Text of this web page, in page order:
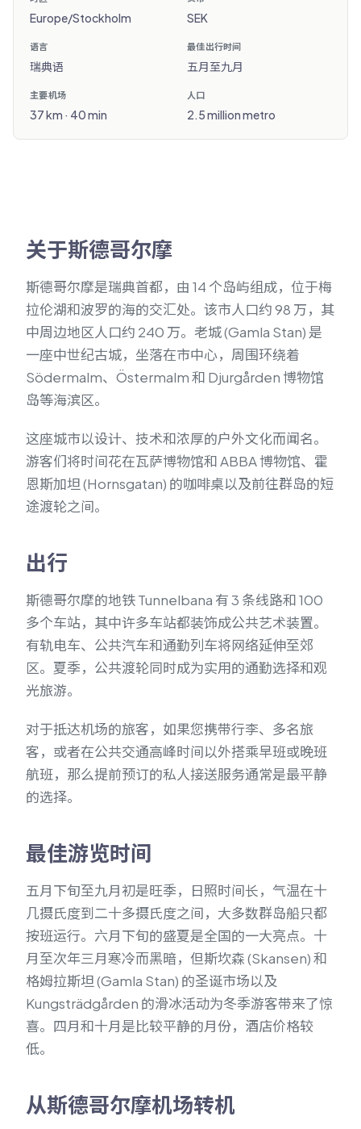
Europe/Stockholm SEK
语言
瑞典语
最佳出行时间
五月至九月
主要机场
37 km · 40 min
人口
2.5 million metro
关于斯德哥尔摩
斯德哥尔摩是瑞典首都，由 14 个岛屿组成，位于梅
拉伦湖和波罗的海的交汇处。该市人口约 98 万，其
中周边地区人口约 240 万。老城 (Gamla Stan) 是
一座中世纪古城，坐落在市中心，周围环绕着
Södermalm、Östermalm 和 Djurgården 博物馆
岛等海滨区。
这座城市以设计、技术和浓厚的户外文化而闻名。
游客们将时间花在瓦萨博物馆和 ABBA 博物馆、霍
恩斯加坦 (Hornsgatan) 的咖啡桌以及前往群岛的短
途渡轮之间。
出行
斯德哥尔摩的地铁 Tunnelbana 有 3 条线路和 100
多个车站，其中许多车站都装饰成公共艺术装置。
有轨电车、公共汽车和通勤列车将网络延伸至郊
区。夏季，公共渡轮同时成为实用的通勤选择和观
光旅游。
对于抵达机场的旅客，如果您携带行李、多名旅
客，或者在公共交通高峰时间以外搭乘早班或晚班
航班，那么提前预订的私人接送服务通常是最平静
的选择。
最佳游览时间
五月下旬至九月初是旺季，日照时间长，气温在十
几摄氏度到二十多摄氏度之间，大多数群岛船只都
按班运行。六月下旬的盛夏是全国的一大亮点。十
月至次年三月寒冷而黑暗，但斯坎森 (Skansen) 和
格姆拉斯坦 (Gamla Stan) 的圣诞市场以及
Kungsträdgården 的滑冰活动为冬季游客带来了惊
喜。四月和十月是比较平静的月份，酒店价格较
低。
从斯德哥尔摩机场转机